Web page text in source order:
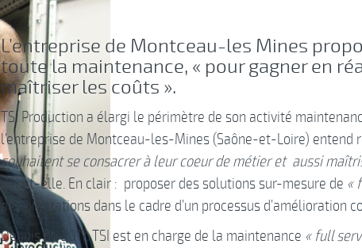
L’entreprise de Montceau-les Mines
toute la maintenance, « pour gagner en
maîtriser les coûts ».
TSI Production a élargi le périmètre de son activité
l’entreprise de Montceau-les-Mines (Saône-et-Loire) entend
souhaitent se consacrer à leur coeur de métier et aussi
décrit-elle. En clair : proposer des solutions sur-mesure de «
des prestations dans le cadre d’un processus
Depuis fin 2017, TSI est en charge de la maintenance « full